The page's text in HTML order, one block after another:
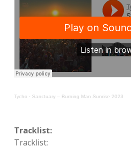
Tycho · Sanctuary – Burning Man Sunrise 2023
Tracklist:
Tracklist: